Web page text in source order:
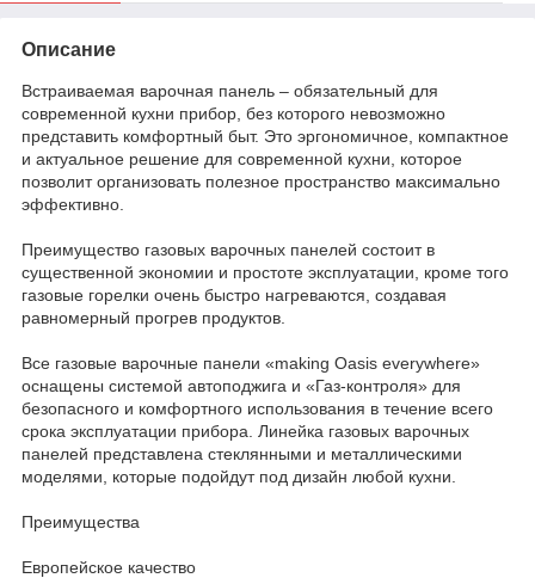
Описание
Встраиваемая варочная панель – обязательный для
современной кухни прибор, без которого невозможно
представить комфортный быт. Это эргономичное, компактное
и актуальное решение для современной кухни, которое
позволит организовать полезное пространство максимально
эффективно.
Преимущество газовых варочных панелей состоит в
существенной экономии и простоте эксплуатации, кроме того
газовые горелки очень быстро нагреваются, создавая
равномерный прогрев продуктов.
Все газовые варочные панели «making Oasis everywhere»
оснащены системой автоподжига и «Газ-контроля» для
безопасного и комфортного использования в течение всего
срока эксплуатации прибора. Линейка газовых варочных
панелей представлена стеклянными и металлическими
моделями, которые подойдут под дизайн любой кухни.
Преимущества
Европейское качество